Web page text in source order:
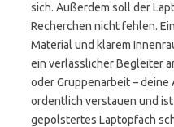
sich. Außerdem soll der
Recherchen nicht fehlen.
Material und klarem
ein verlässlicher Begleiter
oder Gruppenarbeit –
ordentlich verstauen und
gepolstertes Laptopfach